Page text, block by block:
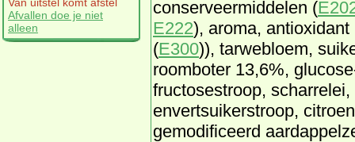
Afvallen doe je niet
alleen
conserveermiddelen (
E222), aroma, antioxidant
(E300)), tarwebloem,
roomboter 13,6%,
fructosestroop,
envertsuikerstroop,
gemodificeerd